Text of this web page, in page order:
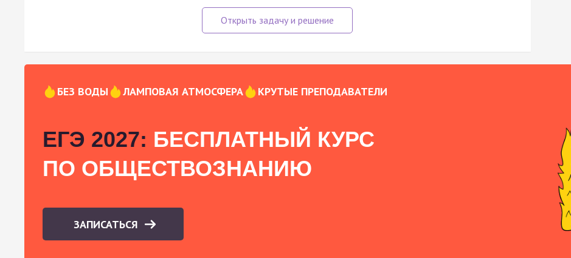
БЕЗ ВОДЫ ЛАМПОВАЯ АТМОСФЕРА КРУТЫЕ ПРЕПОДАВАТЕЛИ
ЕГЭ 2027: БЕСПЛАТНЫЙ КУРС
ПО ОБЩЕСТВОЗНАНИЮ
ЗАПИСАТЬСЯ